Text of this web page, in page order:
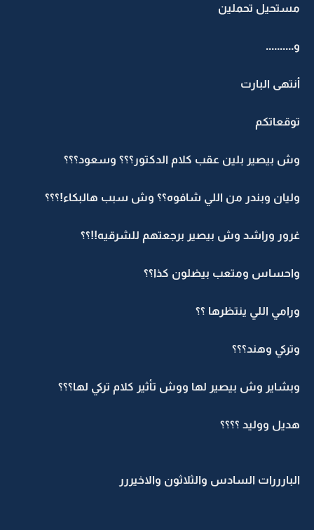
مستحيل تحملين
و..........
أنتهى البارت
توقعاتكم
وش بيصير بلين عقب كلام الدكتور؟؟؟ وسعود؟؟؟
وليان وبندر من اللي شافوه؟؟ وش سبب هالبكاء!؟؟؟
غرور وراشد وش بيصير برجعتهم للشرقيه!!؟؟
واحساس ومتعب بيضلون كذا؟؟
ورامي اللي ينتظرها ؟؟
وتركي وهند؟؟؟
وبشاير وش بيصير لها ووش تأثير كلام تركي لها؟؟؟
هديل ووليد ؟؟؟؟
البارررات السادس والثلاثون والاخيررر